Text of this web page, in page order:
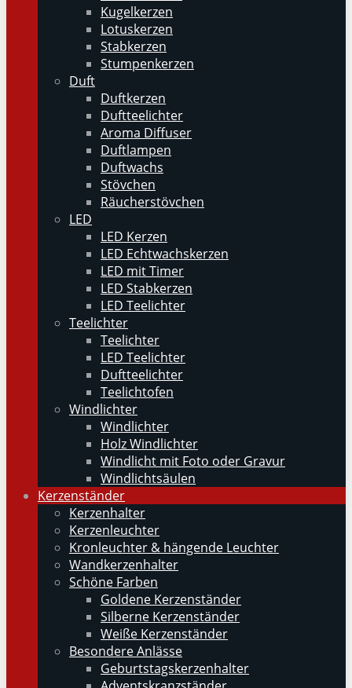
Kugelkerzen
Lotuskerzen
Stabkerzen
Stumpenkerzen
Duft
Duftkerzen
Duftteelichter
Aroma Diffuser
Duftlampen
Duftwachs
Stövchen
Räucherstövchen
LED
LED Kerzen
LED Echtwachskerzen
LED mit Timer
LED Stabkerzen
LED Teelichter
Teelichter
Teelichter
LED Teelichter
Duftteelichter
Teelichtofen
Windlichter
Windlichter
Holz Windlichter
Windlicht mit Foto oder Gravur
Windlichtsäulen
Kerzenständer
Kerzenhalter
Kerzenleuchter
Kronleuchter & hängende Leuchter
Wandkerzenhalter
Schöne Farben
Goldene Kerzenständer
Silberne Kerzenständer
Weiße Kerzenständer
Besondere Anlässe
Geburtstagskerzenhalter